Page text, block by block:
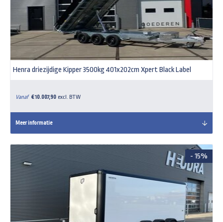
Henra driezijdige Kipper 3500kg 401x202cm Xpert Black Label
Vanaf € 10.007,90 excl. BTW
Meer informatie
- 15%